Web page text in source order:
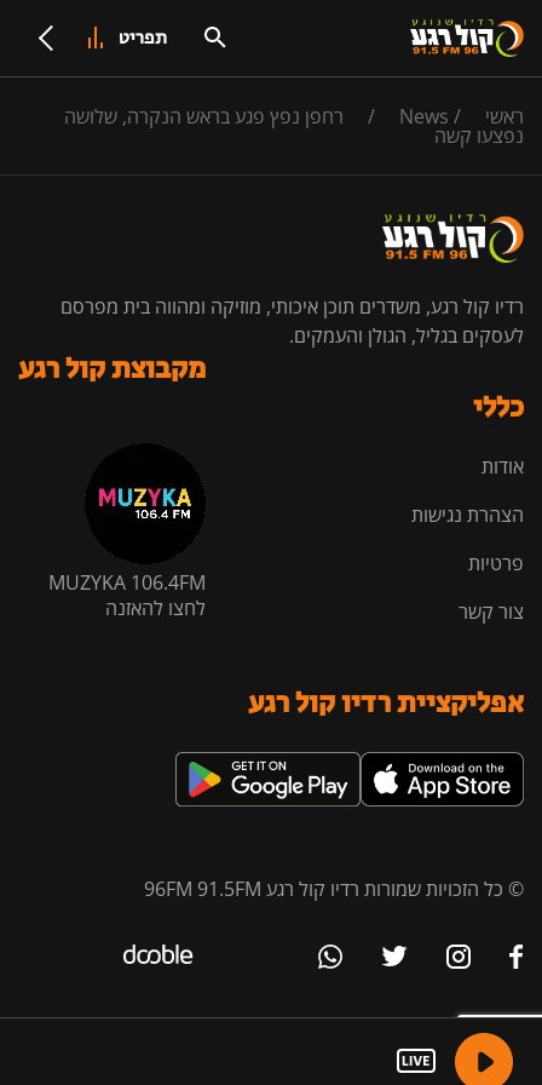
תפריט
ראשי /
News
/ רחפן נפץ פגע בראש הנקרה, שלושה
נפצעו קשה
רדיו קול רגע, משדרים תוכן איכותי, מוזיקה ומהווה בית מפרסם
לעסקים בגליל, הגולן והעמקים.
כללי
אודות
הצהרת נגישות
פרטיות
צור קשר
מקבוצת קול רגע
MUZYKA 106.4FM
לחצו להאזנה
אפליקציית רדיו קול רגע
© כל הזכויות שמורות רדיו קול רגע 96FM 91.5FM